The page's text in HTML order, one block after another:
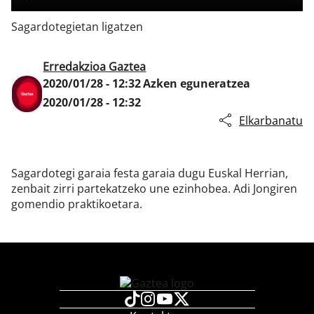
Sagardotegietan ligatzen
Erredakzioa Gaztea
2020/01/28 - 12:32Azken eguneratzea
2020/01/28 - 12:32
Elkarbanatu
Sagardotegi garaia festa garaia dugu Euskal Herrian,
zenbait zirri partekatzeko une ezinhobea. Adi Jongiren
gomendio praktikoetara.